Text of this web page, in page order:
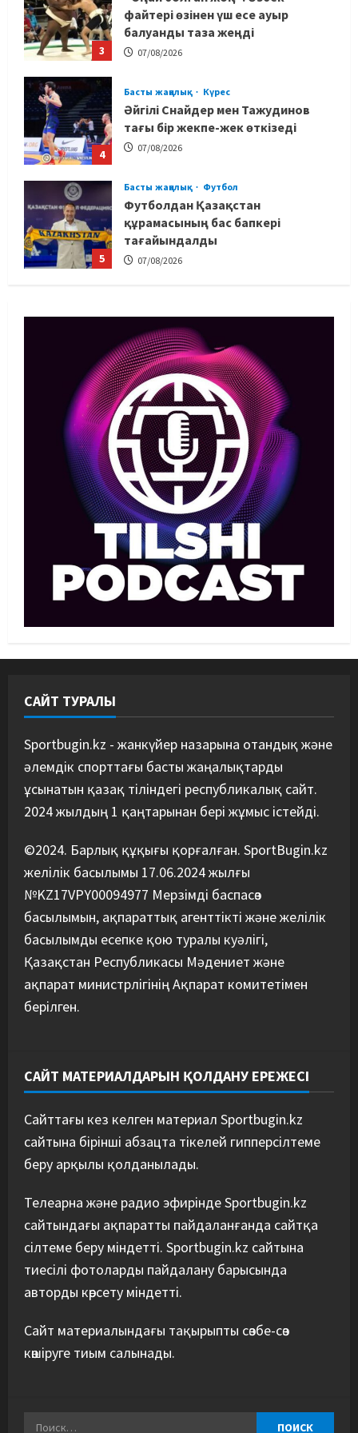
3
файтері өзінен үш есе ауыр
балуанды таза жеңді
07/08/2026
4
Басты жаңалық Күрес
Әйгілі Снайдер мен Тажудинов
тағы бір жекпе-жек өткізеді
07/08/2026
5
Басты жаңалық Футбол
Футболдан Қазақстан
құрамасының бас бапкері
тағайындалды
07/08/2026
1
менеджері Арман Әшімов жайлы
жағымсыз оқиғаны айтты
07/08/2026
2
Басты жаңалық Бокс
Махмұд пен Сәкен: Азия
ойындарына кім барады?
07/08/2026
Басты жаңалық Күрес
“Оңай болған жоқ”: Өзбек
файтері өзінен үш есе ауыр
балуанды таза жеңді
07/08/2026
Әйгілі Снайдер мен Тажудинов
5
құрамасының бас бапкері
тағайындалды
САЙТ ТУРАЛЫ
Sportbugin.kz - жанкүйер назарына отандық және
әлемдік спорттағы басты жаңалықтарды
ұсынатын қазақ тіліндегі республикалық сайт.
2024 жылдың 1 қаңтарынан бері жұмыс істейді.
©2024. Барлық құқығы қорғалған. SportBugin.kz
желілік басылымы 17.06.2024 жылғы
№KZ17VPY00094977 Мерзімді баспасөз
басылымын, ақпараттық агенттікті және желілік
басылымды есепке қою туралы куәлігі,
Қазақстан Республикасы Мәдениет және
ақпарат министрлігінің Ақпарат комитетімен
берілген.
САЙТ МАТЕРИАЛДАРЫН ҚОЛДАНУ ЕРЕЖЕСІ
Сайттағы кез келген материал Sportbugin.kz
сайтына бірінші абзацта тікелей гипперсілтеме
беру арқылы қолданылады.
Телеарна және радио эфирінде Sportbugin.kz
сайтындағы ақпаратты пайдаланғанда сайтқа
сілтеме беру міндетті. Sportbugin.kz сайтына
тиесілі фотоларды пайдалану барысында
авторды көрсету міндетті.
Сайт материалындағы тақырыпты сөзбе-сөз
көшіруге тиым салынады.